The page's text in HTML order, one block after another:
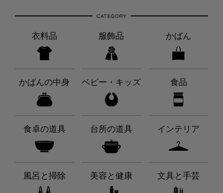
衣料品 服飾品 かばん
かばんの中身 ベビー・キッズ 食品
食卓の道具 台所の道具 インテリア
風呂と掃除 美容と健康 文具と手芸